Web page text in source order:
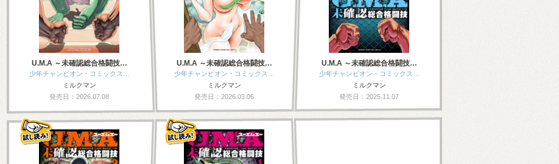
U.M.A ～未確認総合格闘技…
少年チャンピオン・コミックス…
ミルクマン
発売日：2026.07.08
U.M.A ～未確認総合格闘技…
少年チャンピオン・コミックス…
ミルクマン
発売日：2026.03.06
U.M.A ～未確認総合格闘技…
少年チャンピオン・コミックス…
ミルクマン
発売日：2025.11.07